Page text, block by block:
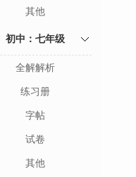
其他
初中：七年级
全解解析
练习册
字帖
试卷
其他